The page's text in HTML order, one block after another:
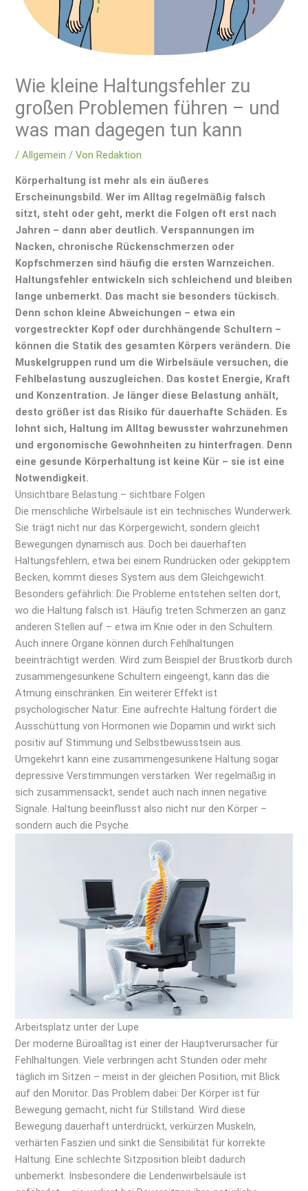
Wie kleine Haltungsfehler zu
großen Problemen führen – und
was man dagegen tun kann
/Allgemein / VonRedaktion
Körperhaltung ist mehr als ein äußeres
Erscheinungsbild. Wer im Alltag regelmäßig falsch
sitzt, steht oder geht, merkt die Folgen oft erst nach
Jahren – dann aber deutlich. Verspannungen im
Nacken, chronische Rückenschmerzen oder
Kopfschmerzen sind häufig die ersten Warnzeichen.
Haltungsfehler entwickeln sich schleichend und bleiben
lange unbemerkt. Das macht sie besonders tückisch.
Denn schon kleine Abweichungen – etwa ein
vorgestreckter Kopf oder durchhängende Schultern –
können die Statik des gesamten Körpers verändern. Die
Muskelgruppen rund um die Wirbelsäule versuchen, die
Fehlbelastung auszugleichen. Das kostet Energie, Kraft
und Konzentration. Je länger diese Belastung anhält,
desto größer ist das Risiko für dauerhafte Schäden. Es
lohnt sich, Haltung im Alltag bewusster wahrzunehmen
und ergonomische Gewohnheiten zu hinterfragen. Denn
eine gesunde Körperhaltung ist keine Kür – sie ist eine
Notwendigkeit.
Unsichtbare Belastung – sichtbare Folgen
Die menschliche Wirbelsäule ist ein technisches Wunderwerk.
Sie trägt nicht nur das Körpergewicht, sondern gleicht
Bewegungen dynamisch aus. Doch bei dauerhaften
Haltungsfehlern, etwa bei einem Rundrücken oder gekipptem
Becken, kommt dieses System aus dem Gleichgewicht.
Besonders gefährlich: Die Probleme entstehen selten dort,
wo die Haltung falsch ist. Häufig treten Schmerzen an ganz
anderen Stellen auf – etwa im Knie oder in den Schultern.
Auch innere Organe können durch Fehlhaltungen
beeinträchtigt werden. Wird zum Beispiel der Brustkorb durch
zusammengesunkene Schultern eingeengt, kann das die
Atmung einschränken. Ein weiterer Effekt ist
psychologischer Natur: Eine aufrechte Haltung fördert die
Ausschüttung von Hormonen wie Dopamin und wirkt sich
positiv auf Stimmung und Selbstbewusstsein aus.
Umgekehrt kann eine zusammengesunkene Haltung sogar
depressive Verstimmungen verstärken. Wer regelmäßig in
sich zusammensackt, sendet auch nach innen negative
Signale. Haltung beeinflusst also nicht nur den Körper –
sondern auch die Psyche.
Arbeitsplatz unter der Lupe
Der moderne Büroalltag ist einer der Hauptverursacher für
Fehlhaltungen. Viele verbringen acht Stunden oder mehr
täglich im Sitzen – meist in der gleichen Position, mit Blick
auf den Monitor. Das Problem dabei: Der Körper ist für
Bewegung gemacht, nicht für Stillstand. Wird diese
Bewegung dauerhaft unterdrückt, verkürzen Muskeln,
verhärten Faszien und sinkt die Sensibilität für korrekte
Haltung. Eine schlechte Sitzposition bleibt dadurch
unbemerkt. Insbesondere die Lendenwirbelsäule ist